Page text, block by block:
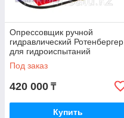
Опрессовщик ручной
гидравлический Ротенбергер
для гидроиспытаний
Под заказ
420 000 ₸
Купить